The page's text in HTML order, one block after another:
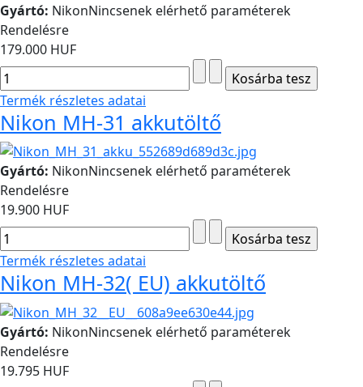
Gyártó: NikonNincsenek elérhető paraméterek
Rendelésre
179.000 HUF
Termék részletes adatai
Nikon MH-31 akkutöltő
Gyártó: NikonNincsenek elérhető paraméterek
Rendelésre
19.900 HUF
Termék részletes adatai
Nikon MH-32( EU) akkutöltő
Gyártó: NikonNincsenek elérhető paraméterek
Rendelésre
19.795 HUF